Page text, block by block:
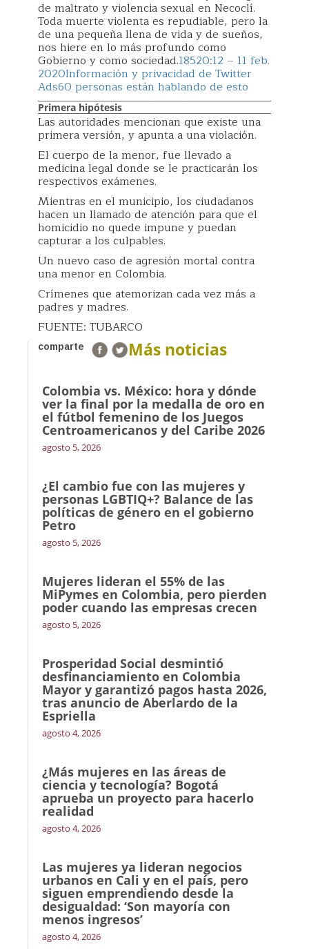
de maltrato y violencia sexual en Necoclí.
Toda muerte violenta es repudiable, pero la
de una pequeña llena de vida y de sueños,
nos hiere en lo más profundo como
Gobierno y como sociedad.18520:12 – 11 feb.
2020Información y privacidad de Twitter
Ads60 personas están hablando de esto
Primera hipótesis
Las autoridades mencionan que existe una
primera versión, y apunta a una violación.
El cuerpo de la menor, fue llevado a
medicina legal donde se le practicarán los
respectivos exámenes.
Mientras en el municipio, los ciudadanos
hacen un llamado de atención para que el
homicidio no quede impune y puedan
capturar a los culpables.
Un nuevo caso de agresión mortal contra
una menor en Colombia.
Crímenes que atemorizan cada vez más a
padres y madres.
FUENTE: TUBARCO
comparte Más noticias
Colombia vs. México: hora y dónde
ver la final por la medalla de oro en
el fútbol femenino de los Juegos
Centroamericanos y del Caribe 2026
agosto 5, 2026
¿El cambio fue con las mujeres y
personas LGBTIQ+? Balance de las
políticas de género en el gobierno
Petro
agosto 5, 2026
Mujeres lideran el 55% de las
MiPymes en Colombia, pero pierden
poder cuando las empresas crecen
agosto 5, 2026
Prosperidad Social desmintió
desfinanciamiento en Colombia
Mayor y garantizó pagos hasta 2026,
tras anuncio de Aberlardo de la
Espriella
agosto 4, 2026
¿Más mujeres en las áreas de
ciencia y tecnología? Bogotá
aprueba un proyecto para hacerlo
realidad
agosto 4, 2026
Las mujeres ya lideran negocios
urbanos en Cali y en el país, pero
siguen emprendiendo desde la
desigualdad: ‘Son mayoría con
menos ingresos’
agosto 4, 2026